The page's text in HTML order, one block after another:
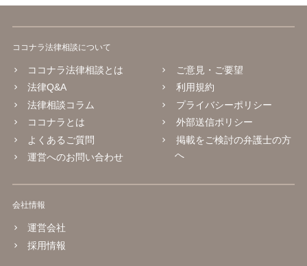
ココナラ法律相談について
ココナラ法律相談とは
法律Q&A
法律相談コラム
ココナラとは
よくあるご質問
運営へのお問い合わせ
ご意見・ご要望
利用規約
プライバシーポリシー
外部送信ポリシー
掲載をご検討の弁護士の方
へ
会社情報
運営会社
採用情報